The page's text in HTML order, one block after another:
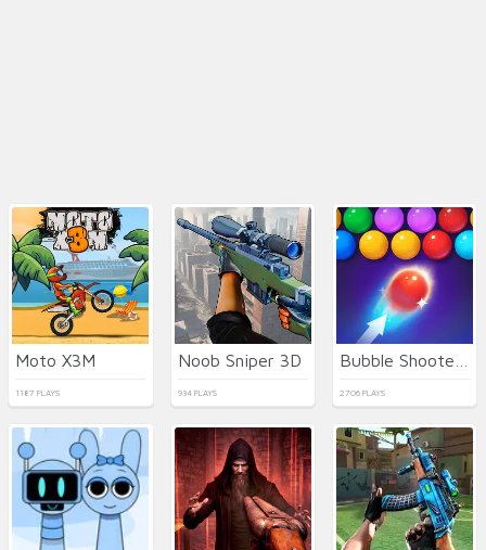
Moto X3M
1187 PLAYS
Noob Sniper 3D
934 PLAYS 2706 PLAYS